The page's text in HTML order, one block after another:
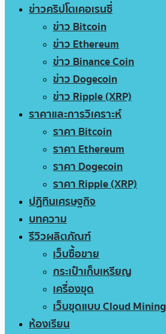
ข่าวคริปโตเคอเรนซี่
ข่าว Bitcoin
ข่าว Ethereum
ข่าว Binance Coin
ข่าว Dogecoin
ข่าว Ripple (XRP)
ราคาและการวิเคราะห์
ราคา Bitcoin
ราคา Ethereum
ราคา Dogecoin
ราคา Ripple (XRP)
ปฏิทินเศรษฐกิจ
บทความ
รีวิวผลิตภัณฑ์
เว็บซื้อขาย
กระเป๋าเก็บเหรียญ
เครื่องขุด
เว็บขุดแบบ Cloud Mining
ห้องเรียน